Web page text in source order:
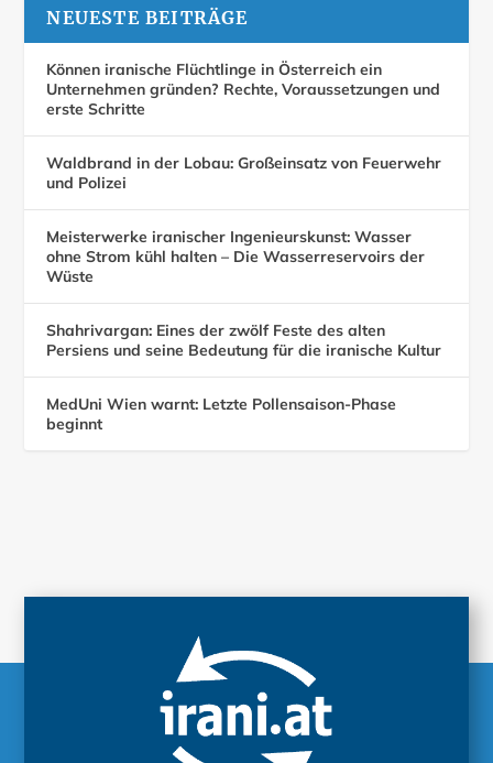
NEUESTE BEITRÄGE
Können iranische Flüchtlinge in Österreich ein
Unternehmen gründen? Rechte, Voraussetzungen und
erste Schritte
Waldbrand in der Lobau: Großeinsatz von Feuerwehr
und Polizei
Meisterwerke iranischer Ingenieurskunst: Wasser
ohne Strom kühl halten – Die Wasserreservoirs der
Wüste
Shahrivargan: Eines der zwölf Feste des alten
Persiens und seine Bedeutung für die iranische Kultur
MedUni Wien warnt: Letzte Pollensaison-Phase
beginnt